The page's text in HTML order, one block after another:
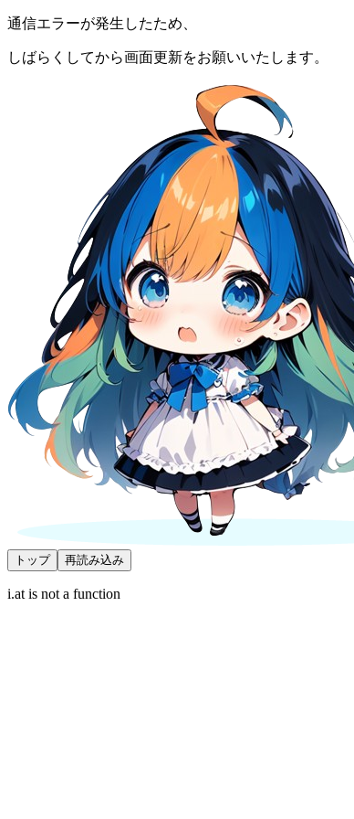
通信エラーが発生したため、
しばらくしてから画面更新をお願いいたします。
トップ 再読み込み
i.at is not a function